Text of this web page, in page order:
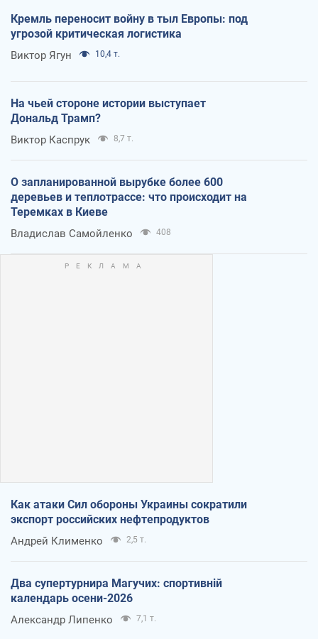
Кремль переносит войну в тыл Европы: под
угрозой критическая логистика
Виктор Ягун 10,4 т.
На чьей стороне истории выступает
Дональд Трамп?
Виктор Каспрук 8,7 т.
О запланированной вырубке более 600
деревьев и теплотрассе: что происходит на
Теремках в Киеве
Владислав Самойленко 408
Как атаки Сил обороны Украины сократили
экспорт российских нефтепродуктов
Андрей Клименко 2,5 т.
Два супертурнира Магучих: спортивній
календарь осени-2026
Александр Липенко 7,1 т.